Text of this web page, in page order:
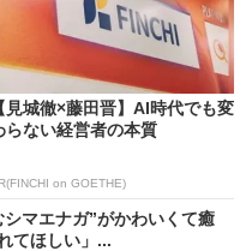
【見城徹×藤田晋】AI時代でも変
らない経営者の本質
on GOETHE)
マエナガ”がかわいくて癒
てほしい」...